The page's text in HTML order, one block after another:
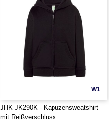
W1
JHK JK290K - Kapuzensweatshirt
mit Reißverschluss